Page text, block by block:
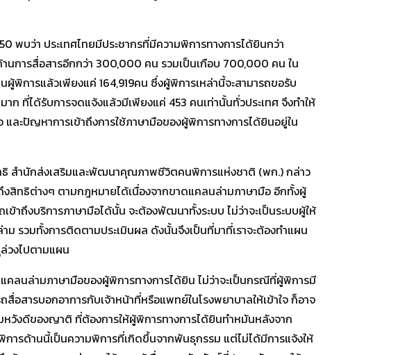
บว่า ประเทศไทยมีประชากรที่มีความพิการทางการได้ยินกว่า
การสื่อสารอีกกว่า 300,000 คน รวมเป็นเกือบ 700,000 คน ใน
พิการแล้วเพียงแค่ 164,919คน ซึ่งผู้พิการเหล่านี้จะสามารถขอรับ
ที่ได้รับการจดแจ้งแล้วมีเพียงแค่ 453 คนเท่านั้นทั่วประเทศ จึงทำให้
ละปัญหาการเข้าถึงการใช้ภาษามือของผู้พิการทางการได้ยินอยู่ใน
สำนักส่งเสริมและพัฒนาคุณภาพชีวิตคนพิการแห่งชาติ (พก.) กล่าว
งสิทธิต่างๆ ตามกฎหมายได้เนื่องจากขาดแคลนล่ามภาษามือ อีกทั้งผู้
าถึงบริการภาษามือได้นั้น จะต้องพัฒนาทั้งระบบ ไม่ว่าจะเป็นระบบผู้ให้
รวมทั้งการติดตามประเมินผล ดังนั้นจึงเป็นที่มาที่เราจะต้องทำแผน
วงไปตามแผน
ลนล่ามภาษามือของผู้พิการทางการได้ยิน ไม่ว่าจะเป็นกรณีที่ผู้พิการมี
สารบอกอาการกับเจ้าหน้าที่หรือแพทย์ในโรงพยาบาลให้เข้าใจ ก็อาจ
หวังดีของญาติ ที่ต้องการให้ผู้พิการทางการได้ยินทำหมันหลังจาก
รด้านนี้เป็นความพิการที่เกิดขึ้นจากพันธุกรรม แต่ไม่ได้มีการแจ้งให้